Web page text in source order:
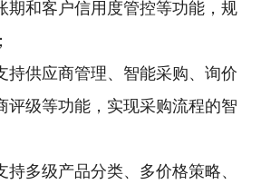
期和客户信用度管控等功能，规
持供应商管理、智能采购、询价
评级等功能，实现采购流程的智
持多级产品分类、多价格策略、